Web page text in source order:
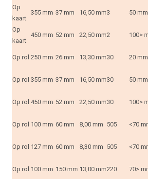
Op
kaart
355 mm 37 mm 16,50 mm3 50
Op
kaart
450 mm 52 mm 22,50 mm2 100>
Op rol 250 mm 26 mm 13,30 mm30 20
Op rol 355 mm 37 mm 16,50 mm30 50
Op rol 450 mm 52 mm 22,50 mm30 100>
Op rol 100 mm 60 mm 8,00 mm 505 <70
Op rol 127 mm 60 mm 8,30 mm 505 <70
Op rol 100 mm 150 mm 13,00 mm220 70>